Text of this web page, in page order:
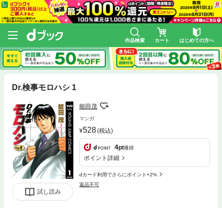
作品検索 カート はじめての方へ
Dr.検事モロハシ 1
試し読み
能田茂
マンガ
528(税込)
4pt獲得
ポイント詳細
dカード利用でさらにポイント+2%
返品不可